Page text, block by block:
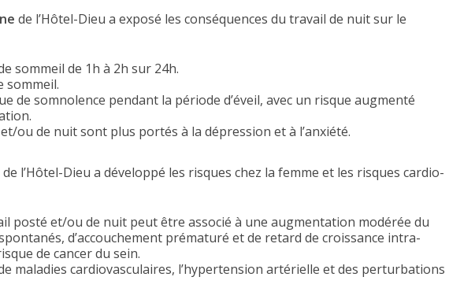
de l’Hôtel-Dieu a exposé les conséquences du travail de nuit sur le
sommeil de 1h à 2h sur 24h.
sommeil.
de somnolence pendant la période d’éveil, avec un risque augmenté
ou de nuit sont plus portés à la dépression et à l’anxiété.
de l’Hôtel-Dieu a développé les risques chez la femme et les risques cardio-
posté et/ou de nuit peut être associé à une augmentation modérée du
d’accouchement prématuré et de retard de croissance intra-
de cancer du sein.
maladies cardiovasculaires, l’hypertension artérielle et des perturbations